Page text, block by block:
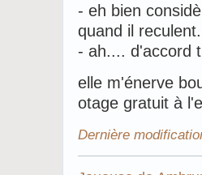
- eh bien
quand il
- ah.... d'accord
elle m'énerve
otage gratuit à
Dernière